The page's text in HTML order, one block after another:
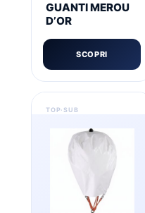
GUANTI MEROU
D’OR
SCOPRI